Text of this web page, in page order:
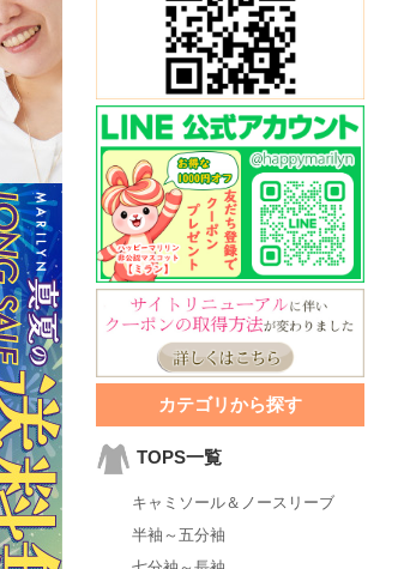
カテゴリから探す
TOPS一覧
キャミソール＆ノースリーブ
半袖～五分袖